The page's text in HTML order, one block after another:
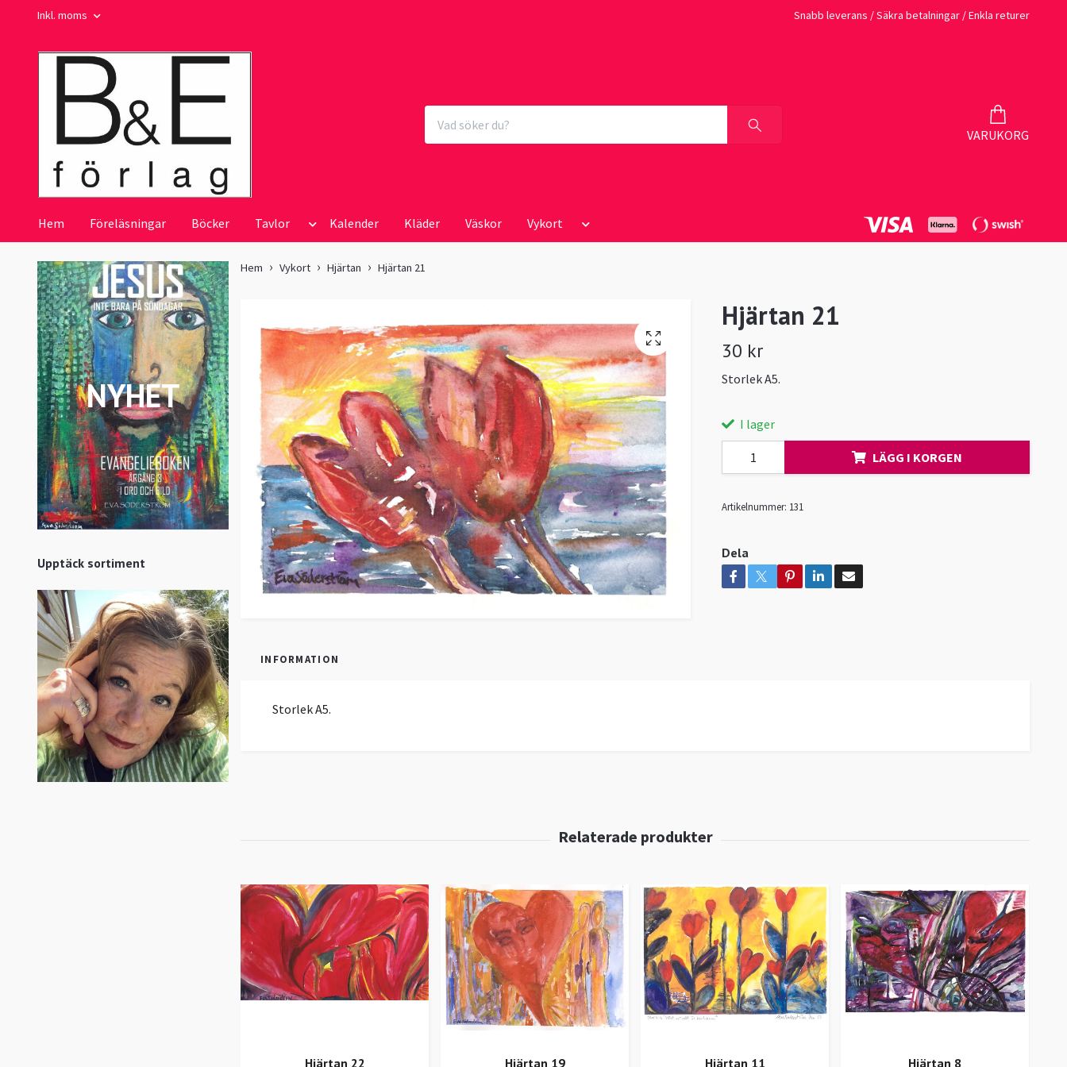
Inkl. moms Snabb leverans / Säkra betalningar / Enkla returer
VARUKORG
Hem Föreläsningar Böcker Tavlor Kalender Kläder Väskor Vykort
NYHET
Upptäck sortiment
Hem Vykort Hjärtan Hjärtan 21
Hjärtan 21
30 kr
Storlek A5.
I lager
LÄGG I KORGEN
Artikelnummer: 131
Dela
INFORMATION
Storlek A5.
Hjärtan 22 Hjärtan 19 Hjärtan 11 Hjärtan 8